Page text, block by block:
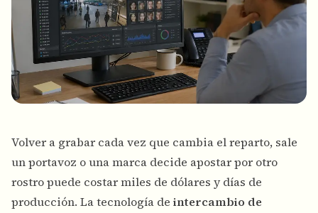
Volver a grabar cada vez que cambia el reparto, sale
un portavoz o una marca decide apostar por otro
rostro puede costar miles de dólares y días de
producción. La tecnología de intercambio de